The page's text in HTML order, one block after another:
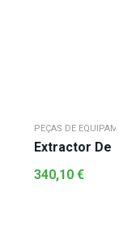
PEÇAS DE
Extractor De
340,10 €